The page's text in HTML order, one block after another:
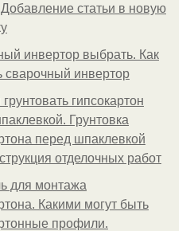
статьи в новую
инвертор выбрать. Как
сварочный инвертор
гипсокартон
Грунтовка
перед шпаклевкой
отделочных работ
для монтажа
Какими могут быть
профили.